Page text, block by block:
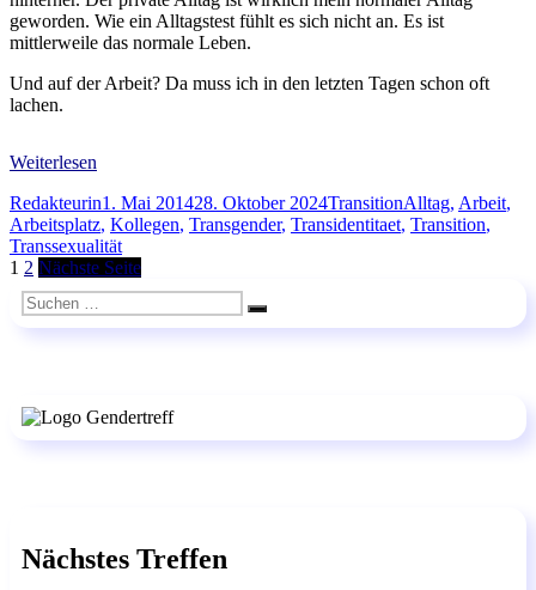
geworden. Wie ein Alltagstest fühlt es sich nicht an. Es ist
mittlerweile das normale Leben.
Und auf der Arbeit? Da muss ich in den letzten Tagen schon oft
lachen.
Weiterlesen
Autor
RedakteurinVeröffentlicht
am
1. Mai 201428. Oktober 2024Kategorien
TransitionSchlagwörter
Alltag, Arbeit,
Arbeitsplatz, Kollegen, Transgender, Transidentitaet, Transition,
Transsexualität
Seitennummerierung
der
Beiträge
Seite
1 Seite
2 Nächste Seite
Suchen
nach:
Suchen
Nächstes Treffen